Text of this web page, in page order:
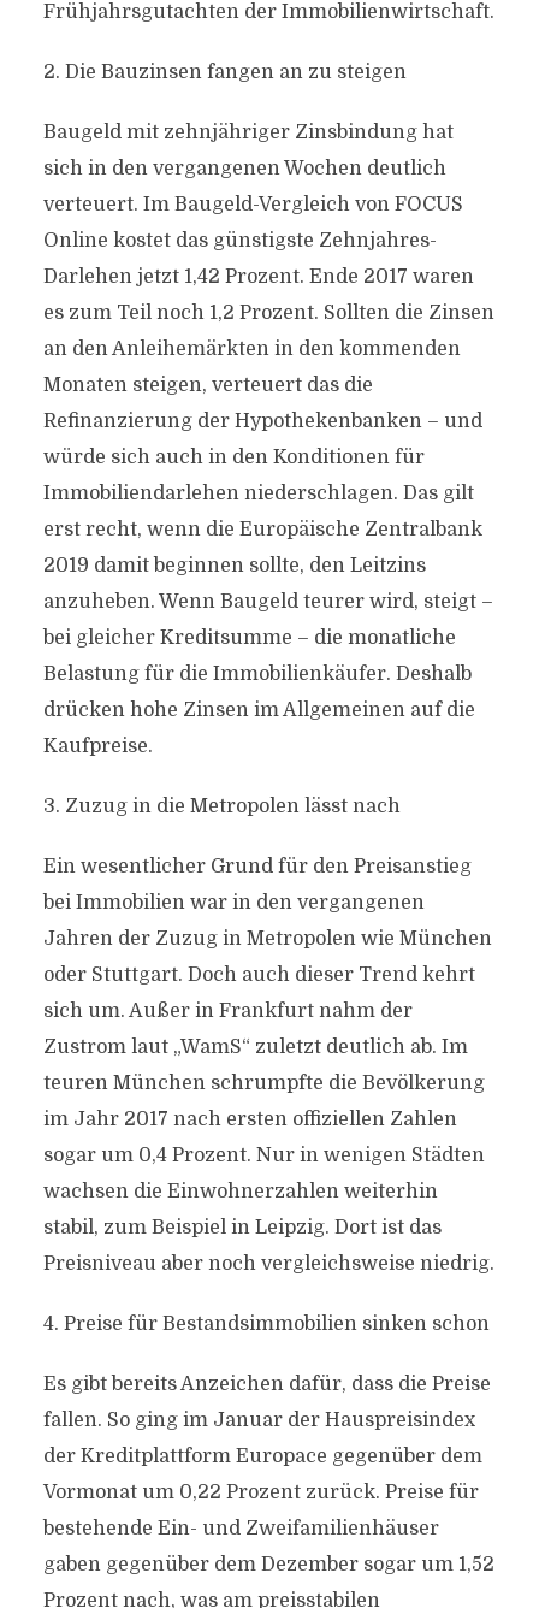
Frühjahrsgutachten der Immobilienwirtschaft.
2. Die Bauzinsen fangen an zu steigen
Baugeld mit zehnjähriger Zinsbindung hat
sich in den vergangenen Wochen deutlich
verteuert. Im Baugeld-Vergleich von FOCUS
Online kostet das günstigste Zehnjahres-
Darlehen jetzt 1,42 Prozent. Ende 2017 waren
es zum Teil noch 1,2 Prozent. Sollten die Zinsen
an den Anleihemärkten in den kommenden
Monaten steigen, verteuert das die
Refinanzierung der Hypothekenbanken – und
würde sich auch in den Konditionen für
Immobiliendarlehen niederschlagen. Das gilt
erst recht, wenn die Europäische Zentralbank
2019 damit beginnen sollte, den Leitzins
anzuheben. Wenn Baugeld teurer wird, steigt –
bei gleicher Kreditsumme – die monatliche
Belastung für die Immobilienkäufer. Deshalb
drücken hohe Zinsen im Allgemeinen auf die
Kaufpreise.
3. Zuzug in die Metropolen lässt nach
Ein wesentlicher Grund für den Preisanstieg
bei Immobilien war in den vergangenen
Jahren der Zuzug in Metropolen wie München
oder Stuttgart. Doch auch dieser Trend kehrt
sich um. Außer in Frankfurt nahm der
Zustrom laut „WamS“ zuletzt deutlich ab. Im
teuren München schrumpfte die Bevölkerung
im Jahr 2017 nach ersten offiziellen Zahlen
sogar um 0,4 Prozent. Nur in wenigen Städten
wachsen die Einwohnerzahlen weiterhin
stabil, zum Beispiel in Leipzig. Dort ist das
Preisniveau aber noch vergleichsweise niedrig.
4. Preise für Bestandsimmobilien sinken schon
Es gibt bereits Anzeichen dafür, dass die Preise
fallen. So ging im Januar der Hauspreisindex
der Kreditplattform Europace gegenüber dem
Vormonat um 0,22 Prozent zurück. Preise für
bestehende Ein- und Zweifamilienhäuser
gaben gegenüber dem Dezember sogar um 1,52
Prozent nach, was am preisstabilen